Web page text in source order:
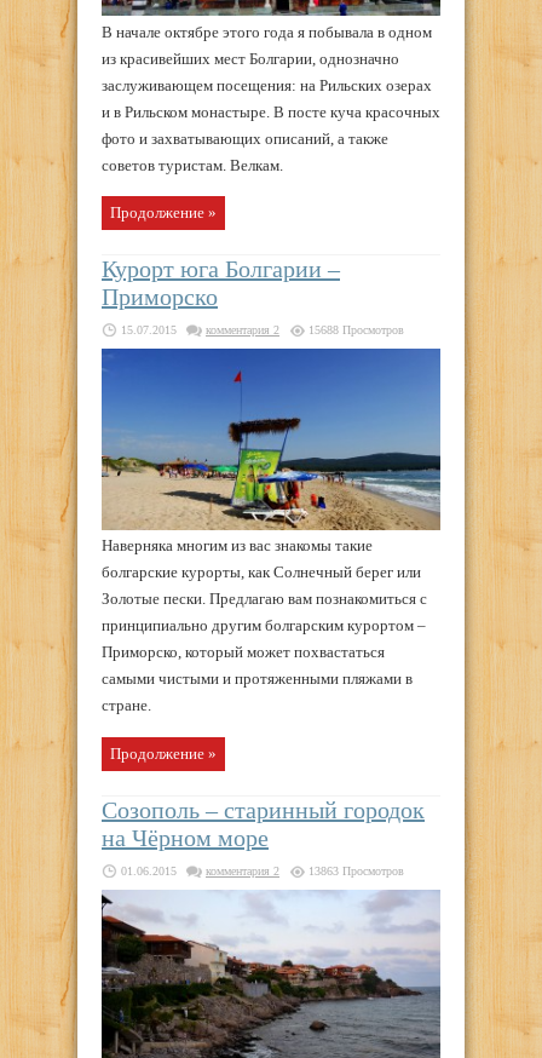
В начале октябре этого года я побывала в одном
из красивейших мест Болгарии, однозначно
заслуживающем посещения: на Рильских озерах
и в Рильском монастыре. В посте куча красочных
фото и захватывающих описаний, а также
советов туристам. Велкам.
Продолжение »
Курорт юга Болгарии –
Приморско
15.07.2015 комментария 2 15688 Просмотров
Наверняка многим из вас знакомы такие
болгарские курорты, как Солнечный берег или
Золотые пески. Предлагаю вам познакомиться с
принципиально другим болгарским курортом –
Приморско, который может похвастаться
самыми чистыми и протяженными пляжами в
стране.
Продолжение »
Созополь – старинный городок
на Чёрном море
01.06.2015 комментария 2 13863 Просмотров